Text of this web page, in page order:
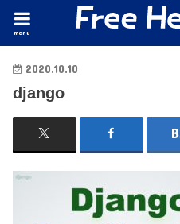
menu
2020.10.10
django